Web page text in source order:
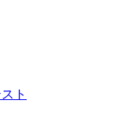
ト